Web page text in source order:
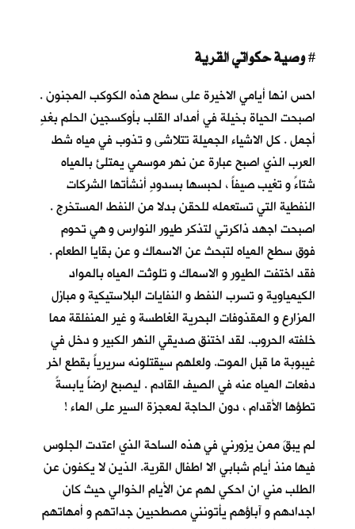
#وصية حكواتي القرية
احس انها أيامي الاخيرة على سطح هذه الكوكب المجنون .
اصبحت الحياة بخيلة في أمداد القلب بأوكسجين الحلم بغدٍ
أجمل . كل الاشياء الجميلة تتلاشى و تذوب في مياه شط
العرب الذي اصبح عبارة عن نهر موسمي يمتلئ بالمياه
شتاءً و تغيب صيفاً ، لحبسها بسدودٍ أنشأتها الشركات
النفطية التي تستعمله للحقن بدلا من النفط المستخرج .
اصبحت اجهد ذاكرتي لتذكر طيور النوارس و هي تحوم
فوق سطح المياه لتبحث عن الاسماك و عن بقايا الطعام .
فقد اختفت الطيور و الاسماك و تلوثت المياه بالمواد
الكيمياوية و تسرب النفط و النفايات البلاستيكية و مبازل
المزارع و المقذوفات البحرية الغاطسة و غير المنفلقة مما
خلفته الحروب. لقد اختنق صديقي النهر الكبير و دخل في
غيبوبة ما قبل الموت. ولعلهم سيقتلونه سريرياً بقطع اخر
دفعات المياه عنه في الصيف القادم . ليصبح ارضاً يابسةً
تطؤها الأقدام ، دون الحاجة لمعجزة السير على الماء !
لم يبقَ ممن يزورني في هذه الساحة الذي اعتدت الجلوس
فيها منذ أيام شبابي الا اطفال القرية. الذين لا يكفون عن
الطلب مني ان احكي لهم عن الأيام الخوالي حيث كان
اجدادهم و آباؤهم يأتونني مصطحبين جداتهم و أمهاتهم